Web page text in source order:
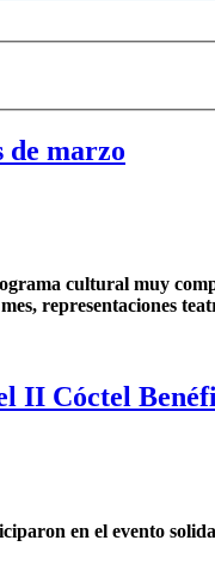
marzo
cultural muy
representaciones
II Cóctel
en el evento